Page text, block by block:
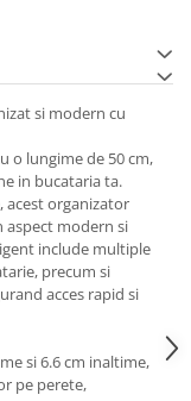
si modern cu
o lungime de 50 cm,
in bucataria ta.
acest organizator
aspect modern si
include multiple
precum si
acces rapid si
si 6.6 cm inaltime,
pe perete,